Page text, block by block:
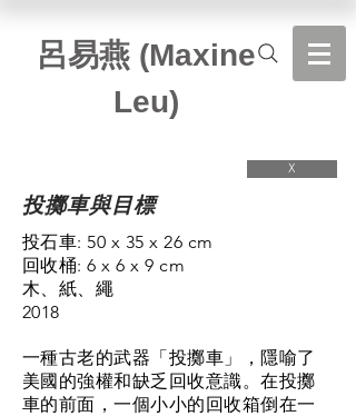
​呂易燕 (Maxine
Leu)
X
投擲車與目標
投石車: 50 x 35 x 26 cm
回收桶: 6 x 6 x 9 cm
木、紙、繩
2018
一種古老的武器「投擲車」，隱喻了
美國的強權和缺乏回收意識。在投擲
車的前面，一個小小的回收箱倒在一